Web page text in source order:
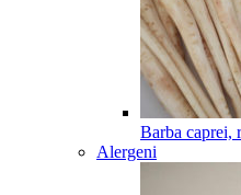
Barba caprei,
Alergeni